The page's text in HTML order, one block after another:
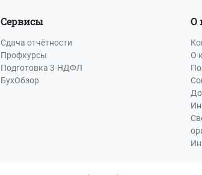
Сервисы
Сдача отчётности
Профкурсы
Подготовка 3-НДФЛ
БухОбзор
О
О